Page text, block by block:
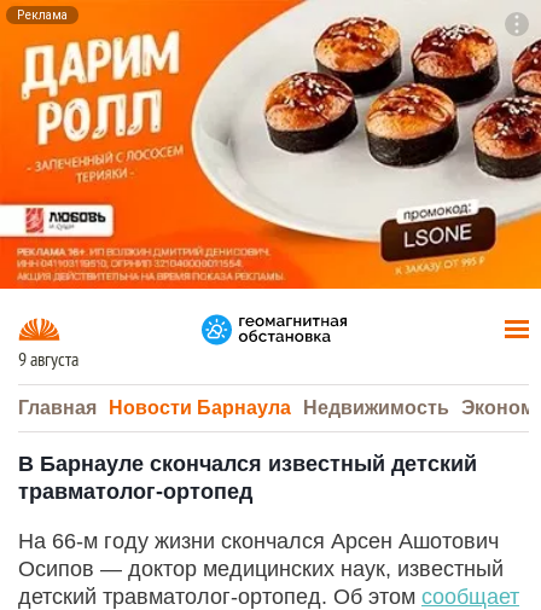
Реклама
9 августа
Главная Новости Барнаула Недвижимость
В Барнауле скончался известный детский
травматолог-ортопед
На 66‑м году жизни скончался Арсен Ашотович
Осипов — доктор медицинских наук, известный
детский травматолог‑ортопед. Об этом сообщает